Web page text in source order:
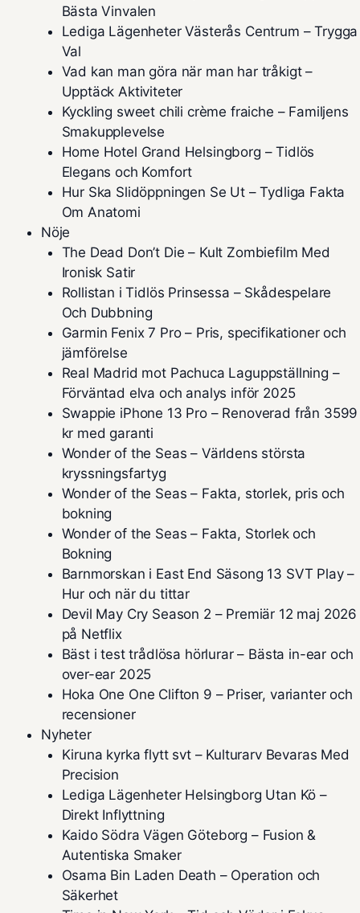
Bästa Vinvalen
Lediga Lägenheter Västerås Centrum – Trygga
Val
Vad kan man göra när man har tråkigt –
Upptäck Aktiviteter
Kyckling sweet chili crème fraiche – Familjens
Smakupplevelse
Home Hotel Grand Helsingborg – Tidlös
Elegans och Komfort
Hur Ska Slidöppningen Se Ut – Tydliga Fakta
Om Anatomi
Nöje
The Dead Don’t Die – Kult Zombiefilm Med
Ironisk Satir
Rollistan i Tidlös Prinsessa – Skådespelare
Och Dubbning
Garmin Fenix 7 Pro – Pris, specifikationer och
jämförelse
Real Madrid mot Pachuca Laguppställning –
Förväntad elva och analys inför 2025
Swappie iPhone 13 Pro – Renoverad från 3599
kr med garanti
Wonder of the Seas – Världens största
kryssningsfartyg
Wonder of the Seas – Fakta, storlek, pris och
bokning
Wonder of the Seas – Fakta, Storlek och
Bokning
Barnmorskan i East End Säsong 13 SVT Play –
Hur och när du tittar
Devil May Cry Season 2 – Premiär 12 maj 2026
på Netflix
Bäst i test trådlösa hörlurar – Bästa in-ear och
over-ear 2025
Hoka One One Clifton 9 – Priser, varianter och
recensioner
Nyheter
Kiruna kyrka flytt svt – Kulturarv Bevaras Med
Precision
Lediga Lägenheter Helsingborg Utan Kö –
Direkt Inflyttning
Kaido Södra Vägen Göteborg – Fusion &
Autentiska Smaker
Osama Bin Laden Death – Operation och
Säkerhet